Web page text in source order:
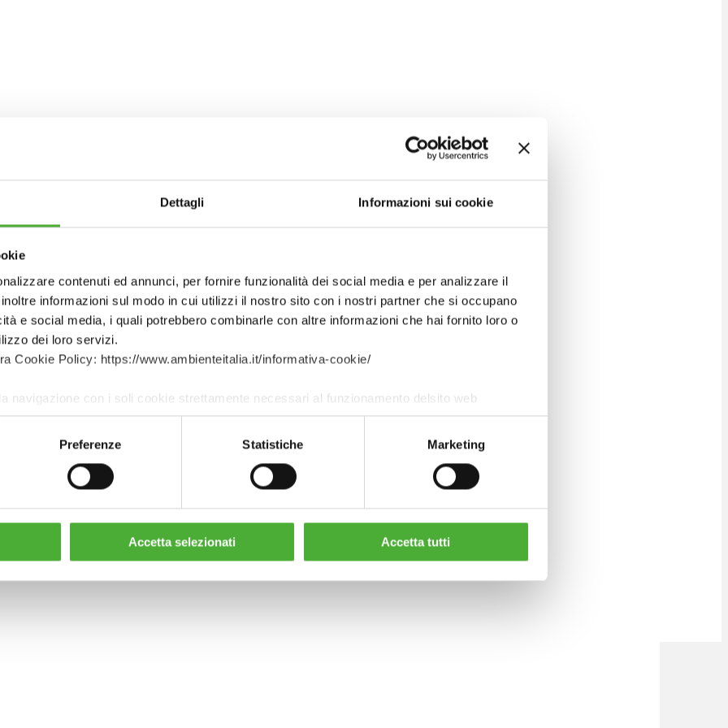
Dettagli Informazioni sui cookie
contenuti ed annunci, per fornire funzionalità dei social media e per analizzare il
informazioni sul modo in cui utilizzi il nostro sito con i nostri partner che si occupano
e social media, i quali potrebbero combinarle con altre informazioni che hai fornito loro o
dei loro servizi.
Cookie Policy: https://www.ambienteitalia.it/informativa-cookie/
navigazione con i soli cookie strettamente necessari al funzionamento delsito web
Preferenze Statistiche Marketing
Accetta selezionati Accetta tutti
©) 2023 di AMBIENTE ITALIA SRL o dei suoi fornitori. Tutti i diritti sono riservati ai titolari ai sensi di legge.
modificato dalla legge di conversione 21 maggio 2004 n. 128, le opere presenti su questo sito hanno assolto gli obblighi derivanti dalla
del pubblico, il noleggio e il prestito, la pubblica esecuzione e la diffusione senza l’autorizzazione del titolare dei diritti.
ter, 174-bis e 174-ter della legge 633/1941.
dei testi stessi.
dovranno essere presentate in forma scritta e inviate al rappresentante incaricato da AMBIENTE ITALIA SRL al seguente